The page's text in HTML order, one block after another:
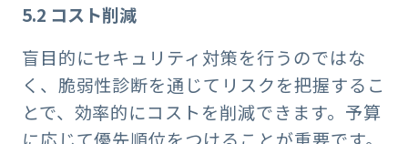
5.2 コスト削減
盲目的にセキュリティ対策を行うのではな
く、脆弱性診断を通じてリスクを把握するこ
とで、効率的にコストを削減できます。予算